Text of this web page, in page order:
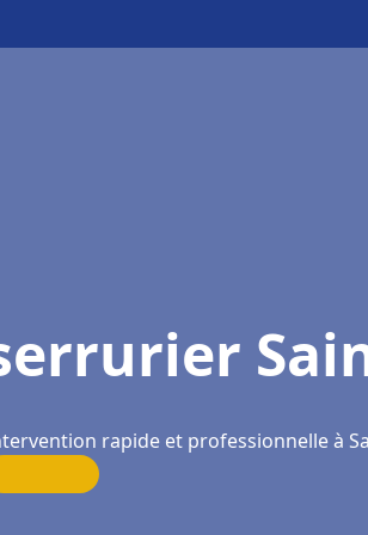
rapide et professionnelle à